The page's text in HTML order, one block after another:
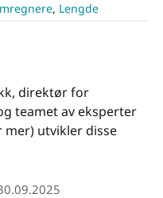
, Lengde
direktør for
teamet av eksperter
mer) utvikler disse